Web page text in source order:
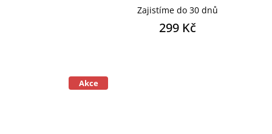
Zajistíme do 30 dnů
299 Kč
Akce